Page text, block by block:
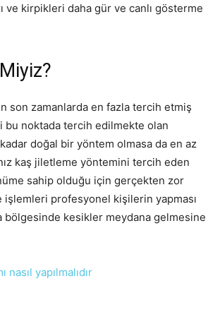
ve kirpikleri daha gür ve canlı gösterme
son zamanlarda en fazla tercih etmiş
bu noktada tercih edilmekte olan
doğal bir yöntem olmasa da en az
kaş jiletleme yöntemini tercih eden
sahip olduğu için gerçekten zor
işlemleri profesyonel kişilerin yapması
kesikler meydana gelmesine